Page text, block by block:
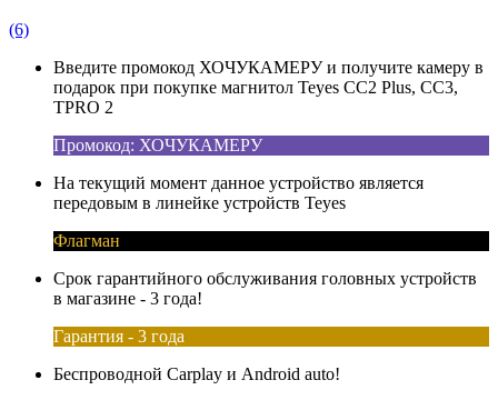
(6)
Введите промокод ХОЧУКАМЕРУ и получите камеру в
подарок при покупке магнитол Teyes CC2 Plus, CC3,
TPRO 2
Промокод: ХОЧУКАМЕРУ
На текущий момент данное устройство является
передовым в линейке устройств Teyes
Флагман
Срок гарантийного обслуживания головных устройств
в магазине - 3 года!
Гарантия - 3 года
Беспроводной Carplay и Android auto!